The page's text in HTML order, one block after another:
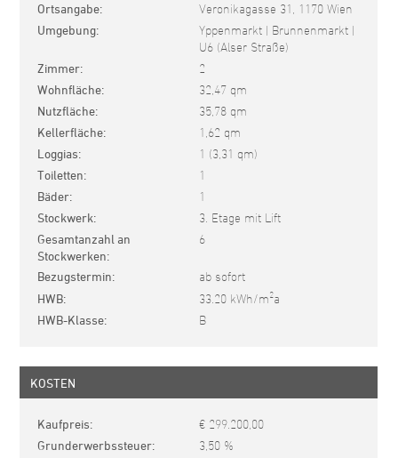
Ortsangabe Veronikagasse 31, 1170 Wien
Umgebung
Yppenmarkt | Brunnenmarkt |
U6 (Alser Straße)
Zimmer 2
Wohnfläche 32,47 qm
Nutzfläche 35,78 qm
Kellerfläche 1,62 qm
Loggias 1 (3,31 qm)
Toiletten 1
Bäder 1
Stockwerk 3. Etage mit Lift
Gesamtanzahl an
Stockwerken
6
Bezugstermin ab sofort
HWB 33.20 kWh/m2a
HWB-Klasse B
KOSTEN
Kaufpreis € 299.200,00
Grunderwerbssteuer 3,50 %